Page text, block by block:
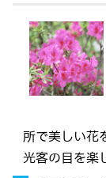
所で美しい花
光客の目を楽